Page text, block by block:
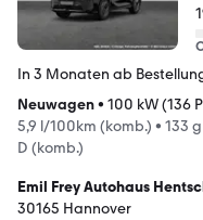
In 3 Monaten ab
Neuwagen• 100 kW (136
5,9 l/100km (komb.) • 133
D (komb.)
Emil Frey Autohaus
30165 Hannover